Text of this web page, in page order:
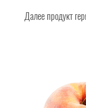
Далее продукт